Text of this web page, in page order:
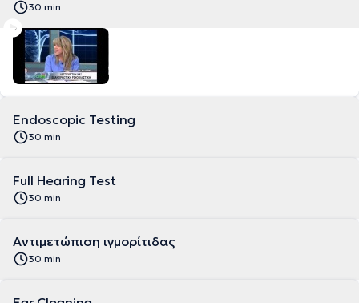
30 min
Endoscopic Testing
30 min
Full Hearing Test
30 min
Αντιμετώπιση ιγμορίτιδας
30 min